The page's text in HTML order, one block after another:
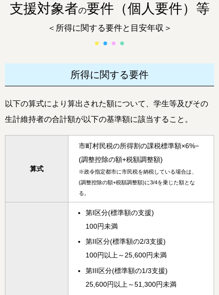
支援対象者の要件（個人要件）等
＜所得に関する要件と目安年収＞
所得に関する要件
以下の算式により算出された額について、学生等及びその
生計維持者の合計額が以下の基準額に該当すること。
算式
市町村民税の所得割の課税標準額×6%−
(調整控除の額+税額調整額)
※政令指定都市に市民税を納税している場合は、
(調整控除の額+税額調整額)に3/4を乗じた額とな
る。
第I区分(標準額の支援)
100円未満
第II区分(標準額の2/3支援)
100円以上～25,600円未満
第III区分(標準額の1/3支援)
25,600円以上～51,300円未満